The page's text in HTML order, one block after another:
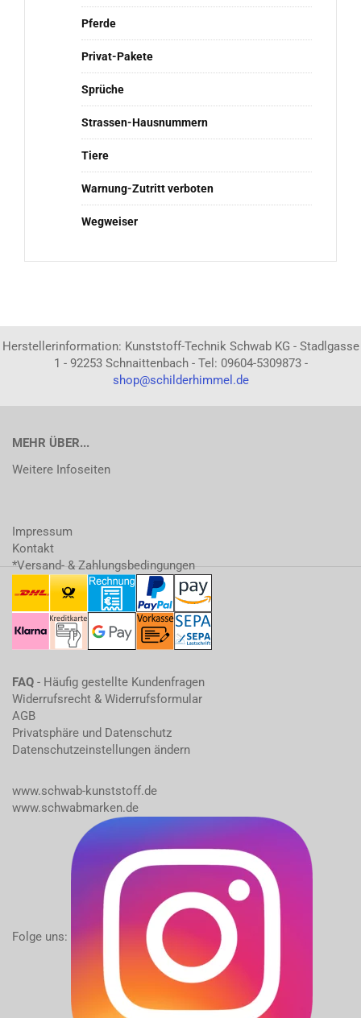
Pferde
Privat-Pakete
Sprüche
Strassen-Hausnummern
Tiere
Warnung-Zutritt verboten
Wegweiser
Herstellerinformation: Kunststoff-Technik Schwab KG - Stadlgasse
1 - 92253 Schnaittenbach - Tel: 09604-5309873 -
shop@schilderhimmel.de
MEHR ÜBER...
Weitere Infoseiten
Impressum
Kontakt
*Versand- & Zahlungsbedingungen
FAQ - Häufig gestellte Kundenfragen
Widerrufsrecht & Widerrufsformular
AGB
Privatsphäre und Datenschutz
Datenschutzeinstellungen ändern
www.schwab-kunststoff.de
www.schwabmarken.de
Folge uns: